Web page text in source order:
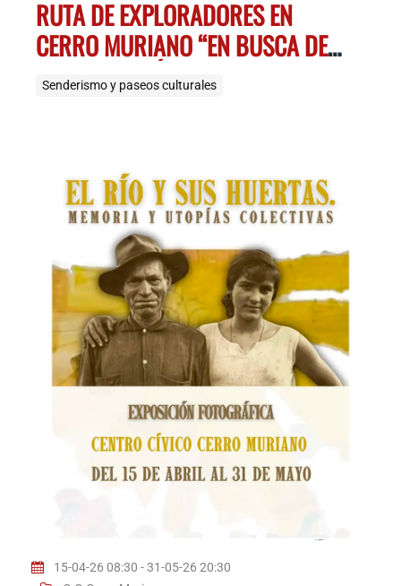
RUTA DE EXPLORADORES EN
CERRO MURIANO “EN BUSCA DEL
DIAMANTE MÁGICO”
Senderismo y paseos culturales
15-04-26 08:30 - 31-05-26 20:30